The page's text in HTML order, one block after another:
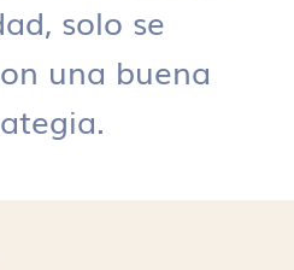
solo se
una buena